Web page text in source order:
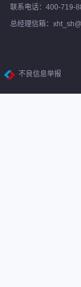
联系电话：400-719-
总经理信箱：
不良信息举报